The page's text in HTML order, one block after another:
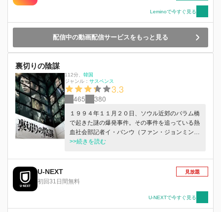
Leminoで今すぐ見る
配信中の動画配信サービスをもっと見る
裏切りの陰謀
112分、 韓国
ジャンル： サスペンス
3.3
465 380
１９９４年１１月２０日、ソウル近郊のバラム橋
で起きた謎の爆発事件。その事件を追っている熱
血社会部記者イ・バンウ（ファン・ジョンミン）
の前に、ある日長い間連絡が途切れていた地元の
一連の資料を渡してバラム橋事件が操作された事
件であることを暗示する。バラム橋事件の真実を
暴くためにイ・バンウは同僚記者ソン・ジンギ
ニ）と特別取材チームを立てる。しかし、取材に
邪魔をする、とある一党たちによって彼らは危険
>>続きを読む
U-NEXT
初回31日間無料
見放題
U-NEXTで今すぐ見る